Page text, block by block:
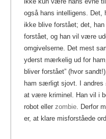
også hans intelligens. Det,
ikke blive forstået; det,
forstået, og han vil være
omgivelserne. Det mest
yderst mærkelig ud for
bliver forstået” (hvor
ham særligt sjovt. I andres
at være kriminel. Han vil i
robot eller zombie . Derfor
er, at klare misforståede